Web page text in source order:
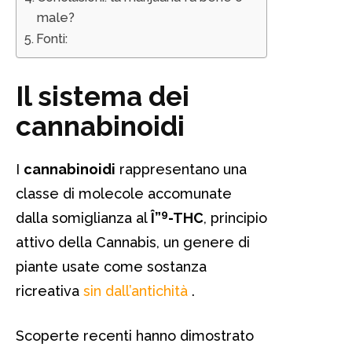
male?
Fonti:
Il sistema dei
cannabinoidi
I cannabinoidi rappresentano una
classe di molecole accomunate
dalla somiglianza alÎ”9-THC, principio
attivo della Cannabis, un genere di
piante usate come sostanza
ricreativa sin dall’antichità .
Scoperte recenti hanno dimostrato